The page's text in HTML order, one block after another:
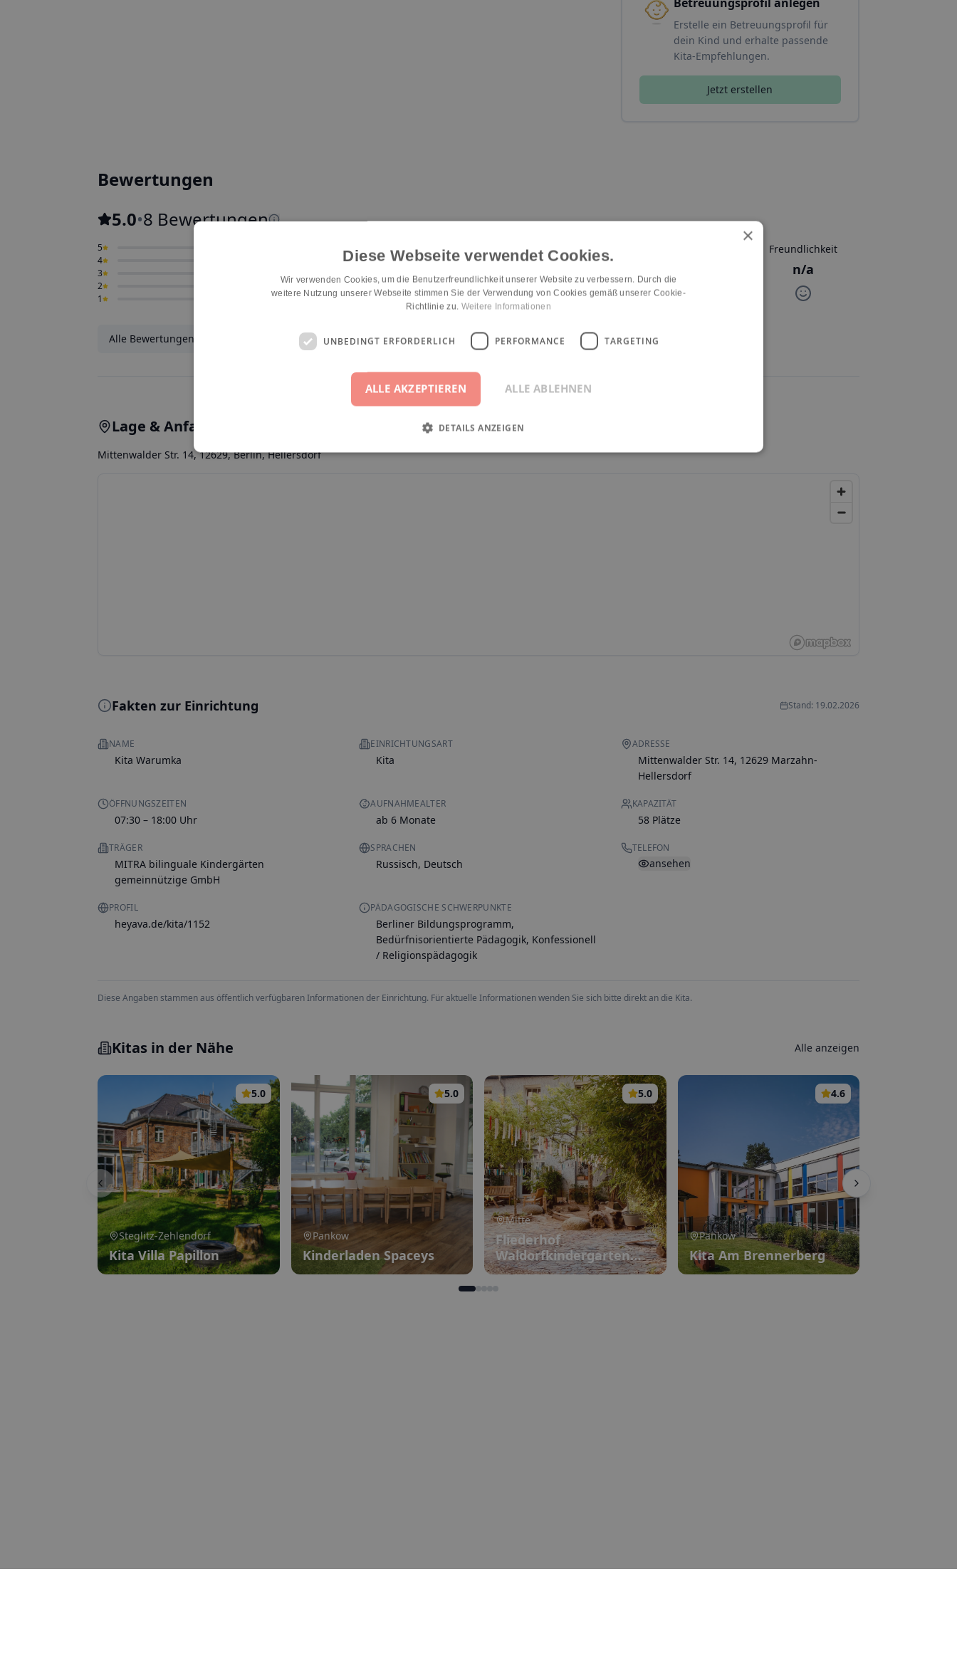
Erstelle ein Betreuungsprofil für
dein Kind und erhalte passende
Kita-Empfehlungen.
Jetzt erstellen
Bewertungen
5.0•8 Bewertungen
5
4
3
2
1
Eingewöhnung Räumlichkeiten Konzept-Umsetzung Freundlichkeit
n/a
Alle Bewertungen ansehen
Lage & Anfahrt
Mittenwalder Str. 14, 12629, Berlin, Hellersdorf
Fakten zur Einrichtung Stand: 19.02.2026
NAME
Kita Warumka
EINRICHTUNGSART
Kita
ADRESSE
Mittenwalder Str. 14, 12629 Marzahn-
Hellersdorf
ÖFFNUNGSZEITEN
07:30 – 18:00 Uhr
AUFNAHMEALTER
ab 6 Monate
KAPAZITÄT
58 Plätze
TRÄGER
MITRA bilinguale Kindergärten
gemeinnützige GmbH
SPRACHEN
Russisch, Deutsch
TELEFON
ansehen
PROFIL
heyava.de/kita/1152
PÄDAGOGISCHE SCHWERPUNKTE
Berliner Bildungsprogramm,
Bedürfnisorientierte Pädagogik, Konfessionell
/ Religionspädagogik
Diese Angaben stammen aus öffentlich verfügbaren Informationen der Einrichtung. Für aktuelle Informationen wenden Sie sich bitte direkt an die Kita.
Kitas in der Nähe Alle anzeigen
5.0
Steglitz-Zehlendorf
Kita Villa Papillon
5.0
Pankow
Kinderladen Spaceys
5.0
Mitte
Fliederhof
Waldorfkindergarten
Prenzlauer Berg
4.6
Pankow
Kita Am Brennerberg
×
Diese Webseite verwendet Cookies.
Wir verwenden Cookies, um die Benutzerfreundlichkeit unserer Website zu verbessern. Durch die
weitere Nutzung unserer Webseite stimmen Sie der Verwendung von Cookies gemäß unserer Cookie-
Richtlinie zu. Weitere Informationen
UNBEDINGT ERFORDERLICH PERFORMANCE TARGETING
ALLE AKZEPTIEREN ALLE ABLEHNEN
DETAILS ANZEIGEN